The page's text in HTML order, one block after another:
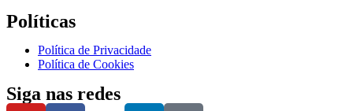
Políticas
Política de Privacidade
Política de Cookies
Siga nas redes